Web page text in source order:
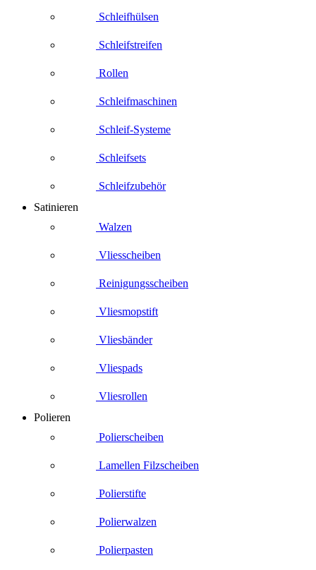
Schleifhülsen
Schleifstreifen
Rollen
Schleifmaschinen
Schleif-Systeme
Schleifsets
Schleifzubehör
Satinieren
Walzen
Vliesscheiben
Reinigungsscheiben
Vliesmopstift
Vliesbänder
Vliespads
Vliesrollen
Polieren
Polierscheiben
Lamellen Filzscheiben
Polierstifte
Polierwalzen
Polierpasten